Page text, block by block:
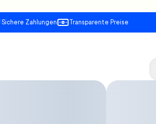
Sichere Zahlungen Transparente Preise